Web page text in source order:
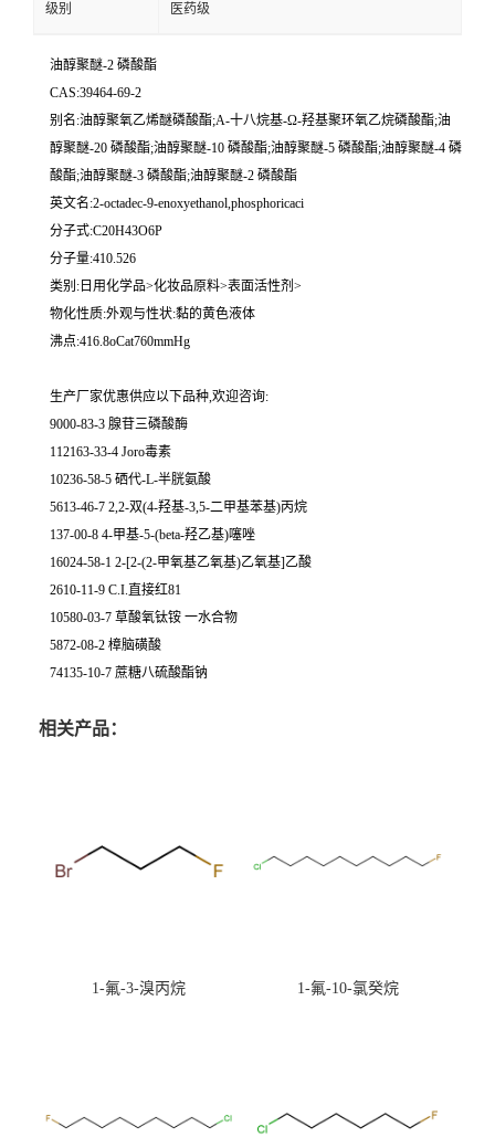
级别 医药级
油醇聚醚-2 磷酸酯
CAS:39464-69-2
别名:油醇聚氧乙烯醚磷酸酯;Α-十八烷基-Ω-羟基聚环氧乙烷磷酸酯;油
醇聚醚-20 磷酸酯;油醇聚醚-10 磷酸酯;油醇聚醚-5 磷酸酯;油醇聚醚-4 磷
酸酯;油醇聚醚-3 磷酸酯;油醇聚醚-2 磷酸酯
英文名:2-octadec-9-enoxyethanol,phosphoricaci
分子式:C20H43O6P
分子量:410.526
类别:日用化学品>化妆品原料>表面活性剂>
物化性质:外观与性状:黏的黄色液体
沸点:416.8oCat760mmHg
生产厂家优惠供应以下品种,欢迎咨询:
9000-83-3 腺苷三磷酸酶
112163-33-4 Joro毒素
10236-58-5 硒代-L-半胱氨酸
5613-46-7 2,2-双(4-羟基-3,5-二甲基苯基)丙烷
137-00-8 4-甲基-5-(beta-羟乙基)噻唑
16024-58-1 2-[2-(2-甲氧基乙氧基)乙氧基]乙酸
2610-11-9 C.I.直接红81
10580-03-7 草酸氧钛铵 一水合物
5872-08-2 樟脑磺酸
74135-10-7 蔗糖八硫酸酯钠
相关产品：
1-氟-3-溴丙烷 1-氟-10-氯癸烷